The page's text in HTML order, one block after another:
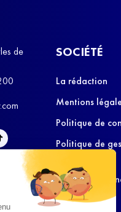
de
SOCIÉTÉ
La rédaction
Mentions
Politique de
Politique de
Conditions
d’Utilisation